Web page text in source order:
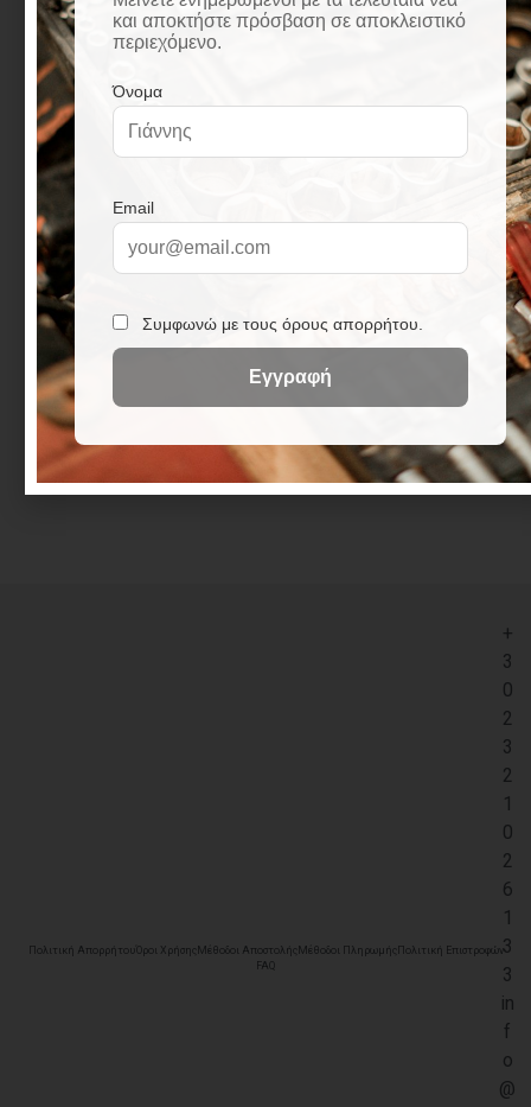
Περιγραφή:
Οι μπότες DUNLOP Pricemastor σε λευκό χρώμα
προσφέρουν προστασία σε υγρές συνθήκες,
καθώς είναι αδιάβροχες. Είναι επίσης ανθεκτικές
σε λάδια, λίπη, απολυμαντικά και διάφορες
χημικές ουσίες. Η εξωτερική σόλα είναι
σχεδιασμένη να αντέχει στο λάδι, προσφέροντας
ασφαλή χρήση σε ολισθηρές επιφάνειες.
Σημαντικά Χαρακτηριστικά:
Λευκό Χρώμα
Αδιάβροχες για Προστασία σε Υγρές Συνθήκες
Ανθεκτικές σε Λάδια και Λίπη
Ανθεκτικές σε Διάφορα Χημικά
Εξωτερική Σόλα Ανθεκτική στο Λάδι
Καθαρό Βάρος: 1,840gr
Πολιτική ΑπορρήτουΌροι Χρήσης Μέθοδοι Αποστολής Μέθοδοι Πληρωμής Πολιτική Επιστροφών
FAQ
+
3
0
2
3
2
1
0
2
6
1
3
3
in
f
o
@